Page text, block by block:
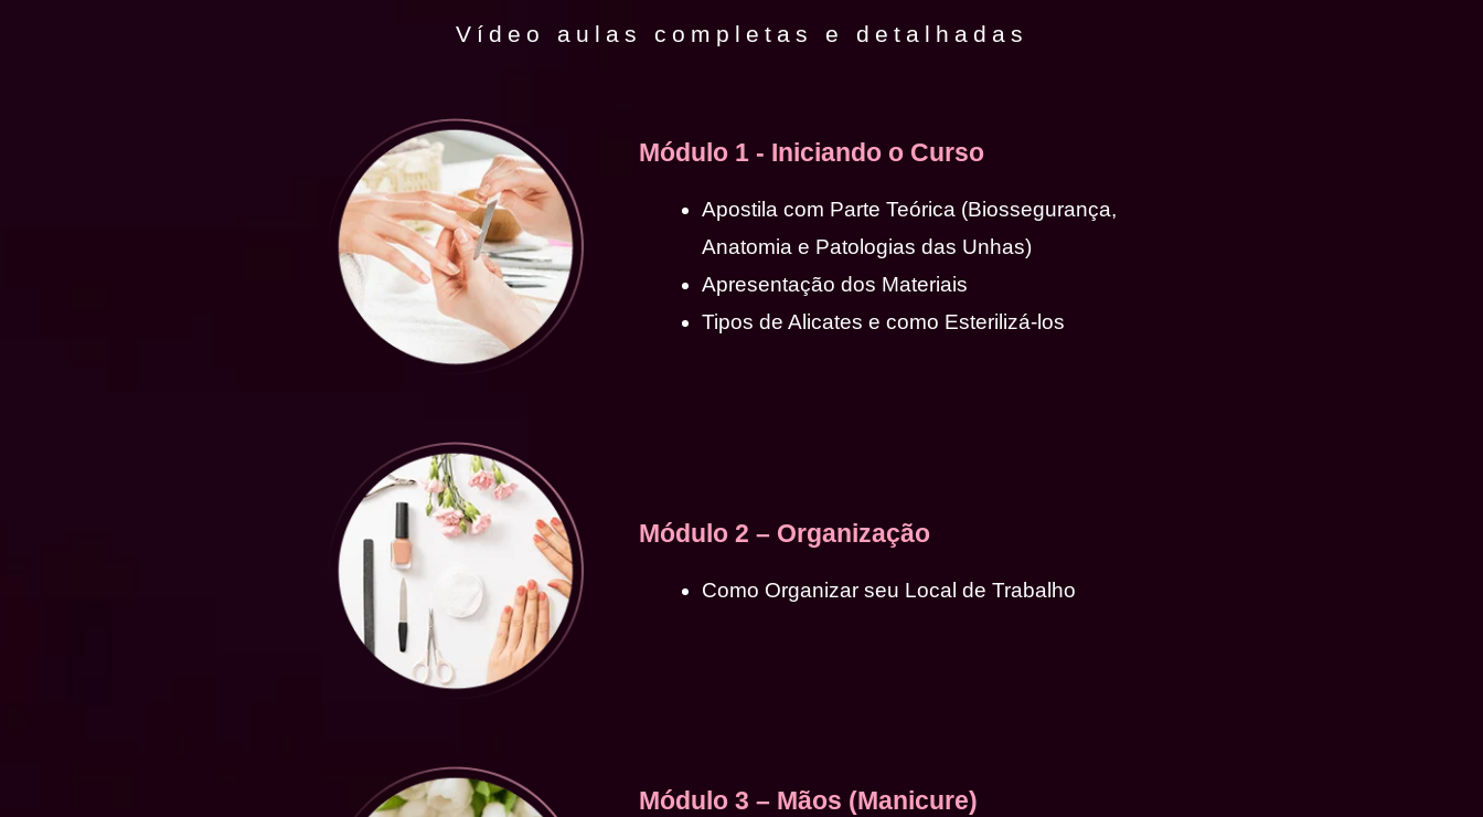
Vídeo aulas completas e detalhadas
Módulo 1 - Iniciando o Curso
Apostila com Parte Teórica (Biossegurança,
Anatomia e Patologias das Unhas)
Apresentação dos Materiais
Tipos de Alicates e como Esterilizá-los
Módulo 2 – Organização
Como Organizar seu Local de Trabalho
Módulo 3 – Mãos (Manicure)